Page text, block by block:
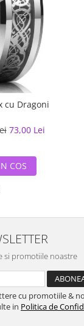
cu Dragoni
73,00 Lei
COS
si promotiile noastre
cu promotiile &
in Politica de